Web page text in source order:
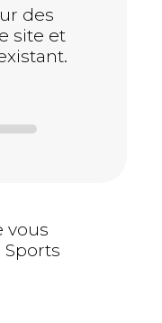
des
site et
vous